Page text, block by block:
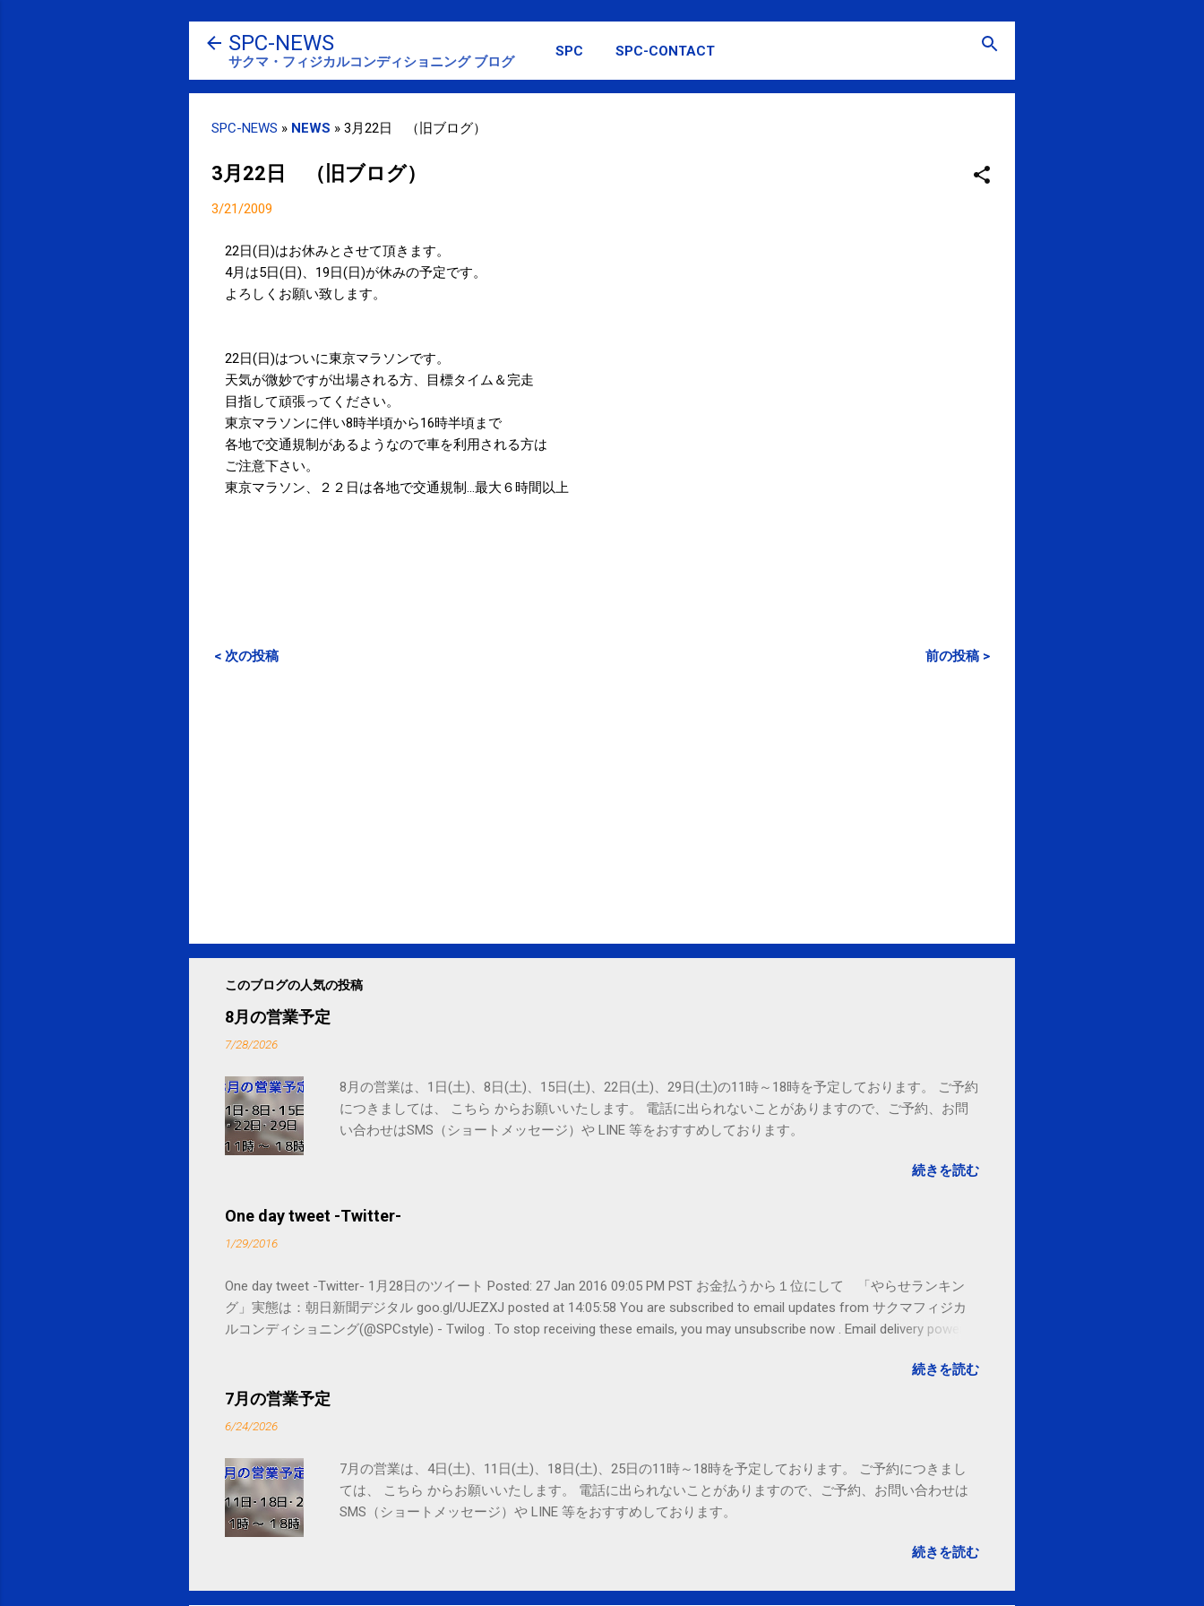
スキップしてメイン コンテンツに移動
SPC-NEWS
サクマ・フィジカルコンディショニング ブログ
SPC SPC-CONTACT
SPC-NEWS » NEWS » 3月22日 （旧ブログ）
3月22日 （旧ブログ）
3/21/2009
22日(日)はお休みとさせて頂きます。
4月は5日(日)、19日(日)が休みの予定です。
よろしくお願い致します。
22日(日)はついに東京マラソンです。
天気が微妙ですが出場される方、目標タイム＆完走
目指して頑張ってください。
東京マラソンに伴い8時半頃から16時半頃まで
各地で交通規制があるようなので車を利用される方は
ご注意下さい。
東京マラソン、２２日は各地で交通規制…最大６時間以上
< 次の投稿 前の投稿 >
このブログの人気の投稿
8月の営業予定
7/28/2026
8月の営業は、1日(土)、8日(土)、15日(土)、22日(土)、29日(土)の11時～18時を予定しております。 ご予約
につきましては、 こちら からお願いいたします。 電話に出られないことがありますので、ご予約、お問
い合わせはSMS（ショートメッセージ）や LINE 等をおすすめしております。
続きを読む
One day tweet -Twitter-
1/29/2016
One day tweet -Twitter- 1月28日のツイート Posted: 27 Jan 2016 09:05 PM PST お金払うから１位にして 「やらせランキン
グ」実態は：朝日新聞デジタル goo.gl/UJEZXJ posted at 14:05:58 You are subscribed to email updates from サクマフィジカ
ルコンディショニング(@SPCstyle) - Twilog . To stop receiving these emails, you may unsubscribe now . Email delivery powered
続きを読む
7月の営業予定
6/24/2026
7月の営業は、4日(土)、11日(土)、18日(土)、25日の11時～18時を予定しております。 ご予約につきまし
ては、 こちら からお願いいたします。 電話に出られないことがありますので、ご予約、お問い合わせは
SMS（ショートメッセージ）や LINE 等をおすすめしております。
続きを読む